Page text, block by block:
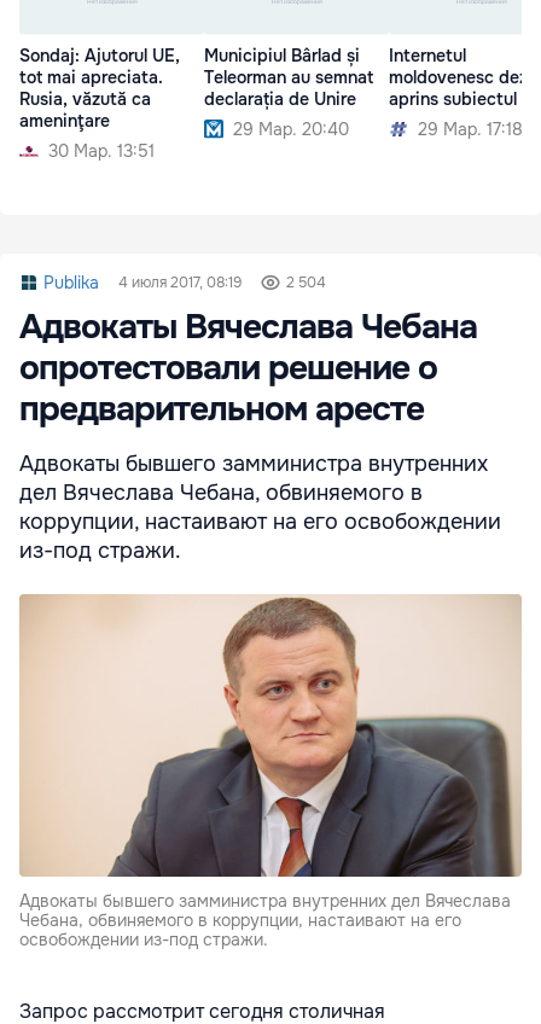
Sondaj: Ajutorul UE,
tot mai apreciata.
Rusia, văzută ca
ameninţare
30 Мар. 13:51
Municipiul Bârlad și
Teleorman au semnat
declarația de Unire
29 Мар. 20:40
Internetul
moldovenesc
aprins subiectul
29 Мар. 17:18
Publika 4 июля 2017, 08:19 2 504
Адвокаты Вячеслава Чебана
опротестовали решение о
предварительном аресте
Адвокаты бывшего замминистра внутренних
дел Вячеслава Чебана, обвиняемого в
коррупции, настаивают на его освобождении
из-под стражи.
Адвокаты бывшего замминистра внутренних дел Вячеслава
Чебана, обвиняемого в коррупции, настаивают на его
освобождении из-под стражи.
Запрос рассмотрит сегодня столичная